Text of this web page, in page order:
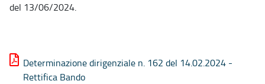
del 13/06/2024.
Determinazione dirigenziale n. 162 del 14.02.2024 -
Rettifica Bando